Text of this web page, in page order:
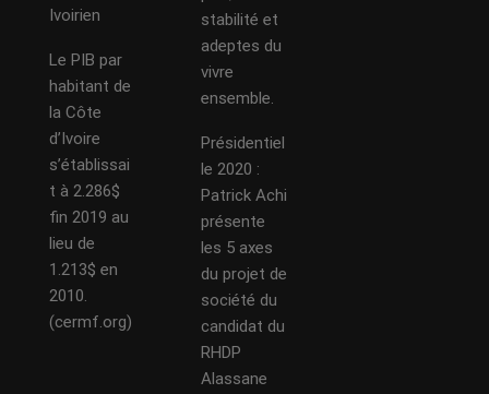
Ivoirien
Le PIB par
habitant de
la Côte
d’Ivoire
s’établissai
t à 2.286$
fin 2019 au
lieu de
1.213$ en
2010.
(cermf.org)
stabilité et
adeptes du
vivre
ensemble.
Présidentiel
le 2020 :
Patrick Achi
présente
les 5 axes
du projet de
société du
candidat du
RHDP
Alassane